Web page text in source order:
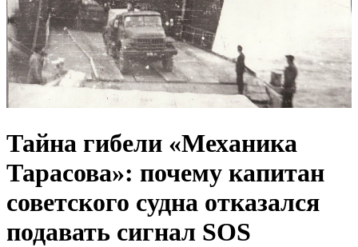
Тайна гибели «Механика
Тарасова»: почему капитан
советского судна отказался
подавать сигнал SOS